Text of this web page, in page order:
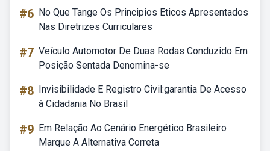
#6 No Que Tange Os Principios Eticos Apresentados
Nas Diretrizes Curriculares
#7 Veículo Automotor De Duas Rodas Conduzido Em
Posição Sentada Denomina-se
#8 Invisibilidade E Registro Civil:garantia De Acesso
à Cidadania No Brasil
#9 Em Relação Ao Cenário Energético Brasileiro
Marque A Alternativa Correta